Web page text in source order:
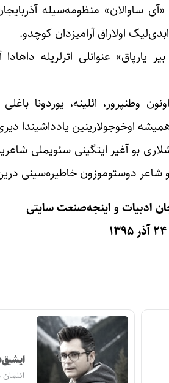
منظومه‌سیله
عنوانلی اثرلریله
وطنپرور، ائلینه، یوردونا
اوخوجولارینین یادداشیندا
بو آغیر ایتگینی سئویملی
شاعر دوستوموزون خاطیره‌سینی
ادبیات و اینجه‌صنعت سایتی
۲۴ آذر ۱۳۹۵